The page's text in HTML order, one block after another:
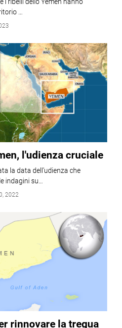
…
l'udienza cruciale
la data dell’udienza che
indagini su…
2022
rinnovare la tregua